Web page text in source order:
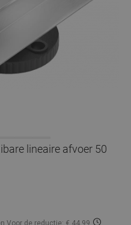
lineaire afvoer 50
Voor de reductie: € 44,99